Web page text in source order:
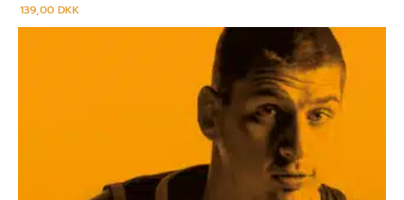
139,00DKK